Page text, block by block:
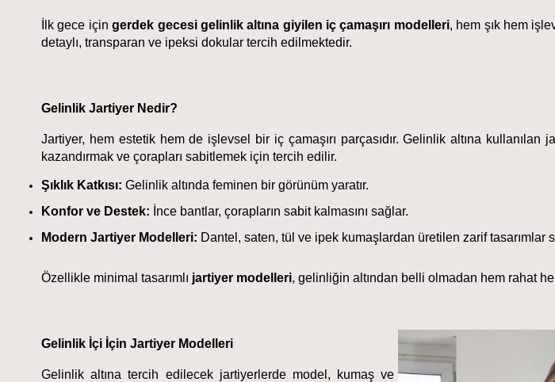
İlk gece için gerdek gecesi gelinlik altına giyilen iç çamaşırı modelleri, hem şık hem
detaylı, transparan ve ipeksi dokular tercih edilmektedir.
Gelinlik Jartiyer Nedir?
Jartiyer, hem estetik hem de işlevsel bir iç çamaşırı parçasıdır. Gelinlik altına
kazandırmak ve çorapları sabitlemek için tercih edilir.
Şıklık Katkısı: Gelinlik altında feminen bir görünüm yaratır.
Konfor ve Destek: İnce bantlar, çorapların sabit kalmasını sağlar.
Modern Jartiyer Modelleri: Dantel, saten, tül ve ipek kumaşlardan üretilen zarif tasarımlar
Özellikle minimal tasarımlı jartiyer modelleri, gelinliğin altından belli olmadan hem rahat
Gelinlik İçi İçin Jartiyer Modelleri
Gelinlik altına tercih edilecek jartiyerlerde model, kumaş ve